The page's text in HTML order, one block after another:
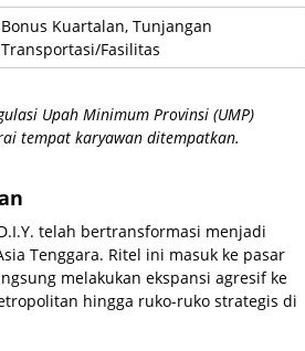
Bonus Kuartalan, Tunjangan
Transportasi/Fasilitas
Upah Minimum Provinsi (UMP)
tempat karyawan ditempatkan.
telah bertransformasi menjadi
Tenggara. Ritel ini masuk ke pasar
melakukan ekspansi agresif ke
hingga ruko-ruko strategis di